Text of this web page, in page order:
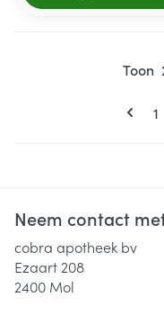
1
Toon
Neem contact
cobra apotheek bv
Ezaart 208
2400 Mol